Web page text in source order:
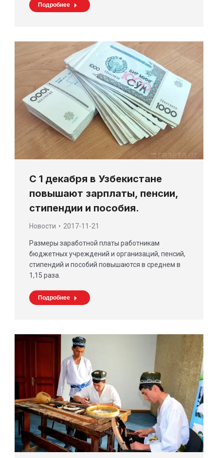
Подробнее
С 1 декабря в Узбекистане
повышают зарплаты, пенсии,
стипендии и пособия.
Новости 2017-11-21
Размеры заработной платы работникам
бюджетных учреждений и организаций, пенсий,
стипендий и пособий повышаются в среднем в
1,15 раза.
Подробнее